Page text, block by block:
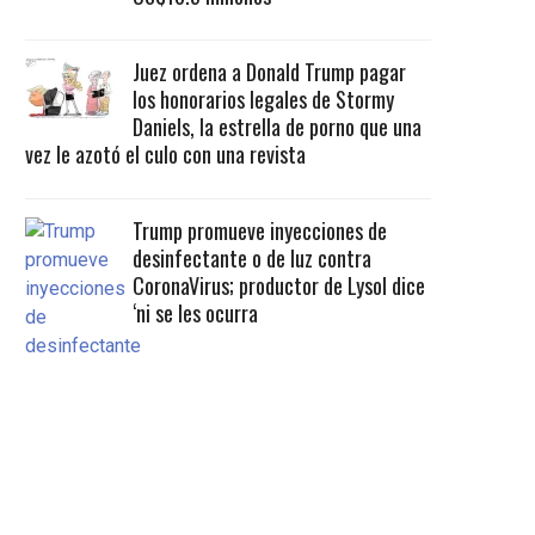
Juez ordena a Donald Trump pagar
los honorarios legales de Stormy
Daniels, la estrella de porno que una
vez le azotó el culo con una revista
Trump promueve inyecciones de
desinfectante o de luz contra
CoronaVirus; productor de Lysol dice
‘ni se les ocurra